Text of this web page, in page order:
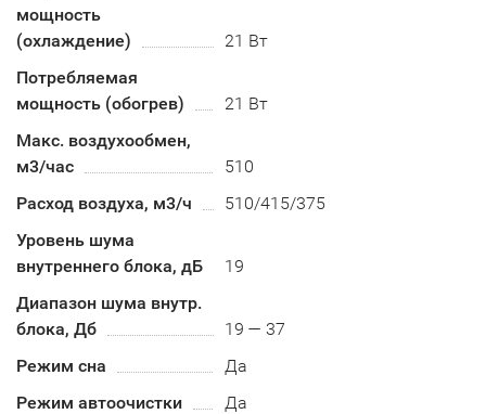
мощность
(охлаждение)
21 Вт
Потребляемая
мощность (обогрев)
21 Вт
Макс. воздухообмен,
м3/час
510
Расход воздуха, м3/ч
510/415/375
Уровень шума
внутреннего блока, дБ
19
Диапазон шума внутр.
блока, Дб
19 — 37
Режим сна
Да
Режим автоочистки
Да